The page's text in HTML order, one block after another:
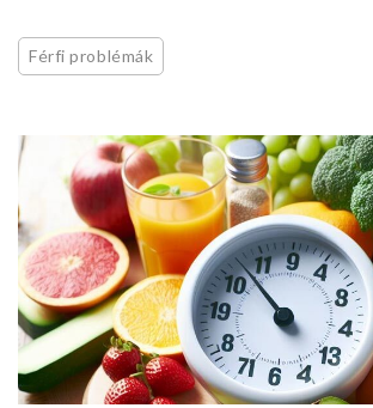
Férfi problémák